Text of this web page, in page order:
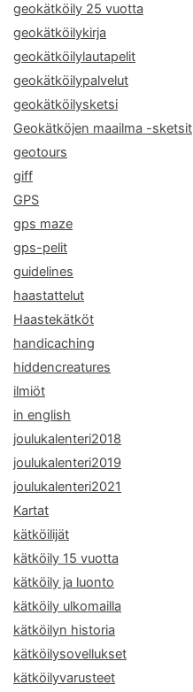
geokätköily 25 vuotta
geokätköilykirja
geokätköilylautapelit
geokätköilypalvelut
geokätköilysketsi
Geokätköjen maailma -sketsit
geotours
giff
GPS
gps maze
gps-pelit
guidelines
haastattelut
Haastekätköt
handicaching
hiddencreatures
ilmiöt
in english
joulukalenteri2018
joulukalenteri2019
joulukalenteri2021
Kartat
kätköilijät
kätköily 15 vuotta
kätköily ja luonto
kätköily ulkomailla
kätköilyn historia
kätköilysovellukset
kätköilyvarusteet